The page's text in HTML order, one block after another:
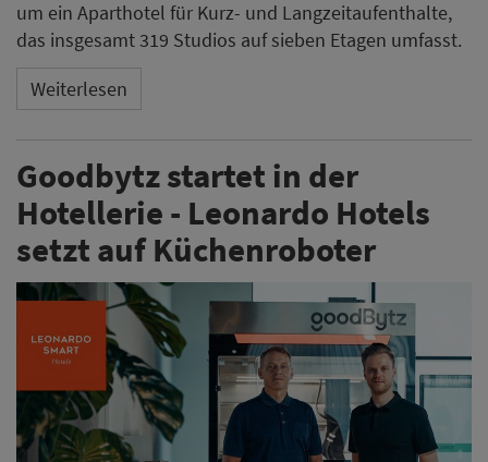
um ein Aparthotel für Kurz- und Langzeitaufenthalte,
das insgesamt 319 Studios auf sieben Etagen umfasst.
Weiterlesen
Goodbytz startet in der
Hotellerie - Leonardo Hotels
setzt auf Küchenroboter